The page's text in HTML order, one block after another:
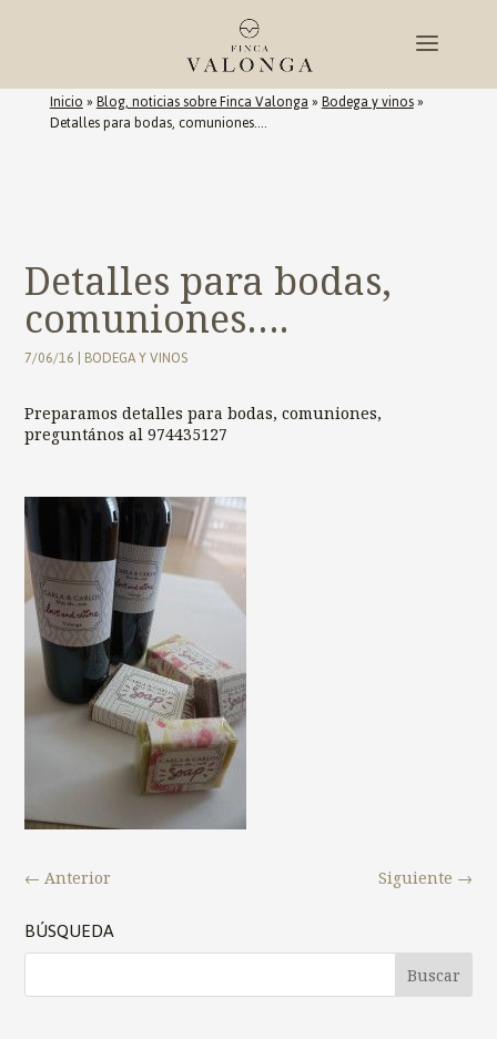
Inicio»Blog, noticias sobre Finca Valonga»Bodega y vinos»
Detalles para bodas, comuniones….
Detalles para bodas,
comuniones….
7/06/16 | BODEGA Y VINOS
Preparamos detalles para bodas, comuniones,
preguntános al 974435127
←Anterior Siguiente →
BÚSQUEDA